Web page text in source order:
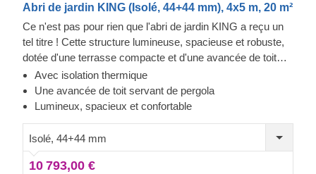
Abri de jardin KING (Isolé, 44+44 mm), 4x5 m, 20 m²
Ce n'est pas pour rien que l'abri de jardin KING a reçu un
tel titre ! Cette structure lumineuse, spacieuse et robuste,
dotée d'une terrasse compacte et d'une avancée de toit
élégante et fonctionnelle, pourrait devenir votre lieu de
détente préféré dans le jardin. Ce joli abri peut également
servir de pavillon d'été ou de coin salon pour se détendre
confort, une version isolée de ce modèle est également
disponible.
Avec isolation thermique
Une avancée de toit servant de pergola
Lumineux, spacieux et confortable
Isolé, 44+44 mm
10 793,00 €